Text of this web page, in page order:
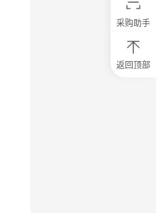
采购助手
返回顶部